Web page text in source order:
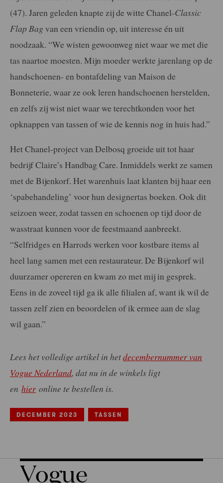
(47). Jaren geleden knapte zij de witte Chanel-Classic
Flap Bag van een vriendin op, uit interesse én uit
noodzaak. “We wisten gewoonweg niet waar we met die
tas naartoe moesten. Mijn moeder werkte jarenlang op de
handschoenen- en bontafdeling van Maison de
Bonneterie, waar ze ook leren handschoenen herstelden,
en zelfs zij wist niet waar we terechtkonden voor het
opknappen van tassen of wie de kennis nog in huis had.”
Het Chanel-project van Delbosq groeide uit tot haar
bedrijf Claire’s Handbag Care. Inmiddels werkt ze samen
met de Bijenkorf. Het warenhuis laat klanten bij haar een
‘spabehandeling’ voor hun designertas boeken. Ook dit
seizoen weer, zodat tassen en schoenen op tijd door de
wasstraat kunnen voor de feestmaand aanbreekt.
“Selfridges en Harrods werken voor kostbare items al
heel lang samen met een restaurateur. De Bijenkorf wil
duurzamer opereren en kwam zo met mij in gesprek.
Eens in de zoveel tijd ga ik alle filialen af, want ik wil de
tassen zelf zien en beoordelen of ik ermee aan de slag
wil gaan.”
Lees het volledige artikel in hetdecembernummer van
Vogue Nederland, dat nu in de winkels ligt
en hier online te bestellen is.
DECEMBER 2023 TASSEN
Vogue